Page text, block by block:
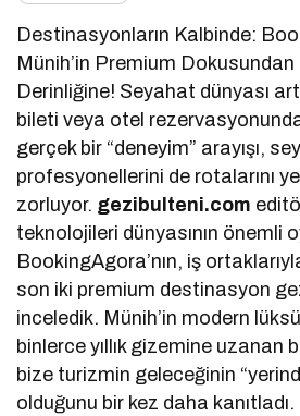
Destinasyonların Kalbinde:
Münih’in Premium Dokusundan
Derinliğine! Seyahat dünyası
bileti veya otel
gerçek bir “deneyim” arayışı,
profesyonellerini de rotalarını
zorluyor. gezibulteni.com
teknolojileri dünyasının önemli
BookingAgora’nın, iş
son iki premium destinasyon
inceledik. Münih’in modern
binlerce yıllık gizemine uzanan
bize turizmin geleceğinin
olduğunu bir kez daha kanıtladı.